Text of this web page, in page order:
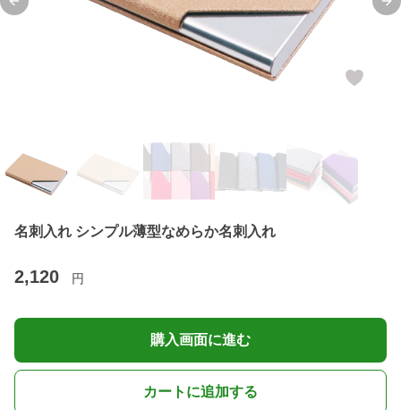
Previous slide
名刺入れ シンプル薄型なめらか名刺入れ
2,120 円
購入画面に進む
カートに追加する